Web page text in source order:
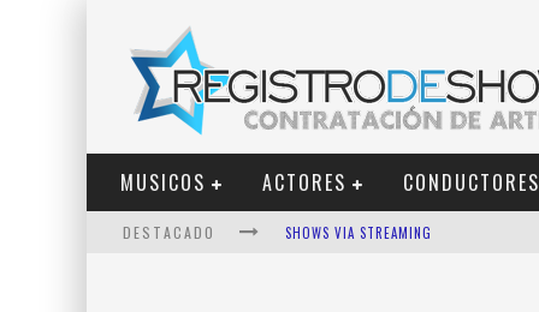
MUSICOS ACTORES CONDUCTORES
DESTACADO SHOWS VIA STREAMING